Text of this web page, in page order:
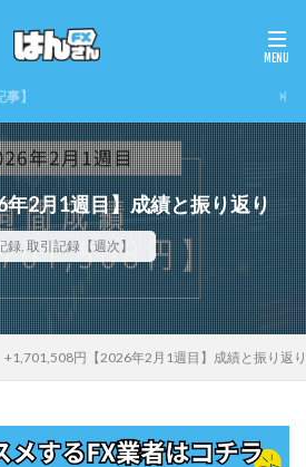
】
年2月1週目】成績と振り返り
録, 取引記録【週次】
+1,701,508円【2026年2月1週目】成績と振り返り